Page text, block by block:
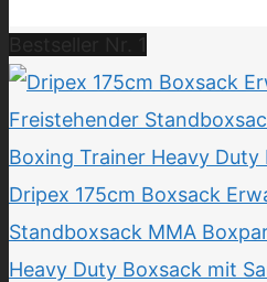
Dripex 175cm Boxsack
Standboxsack MMA
Heavy Duty Boxsack mit